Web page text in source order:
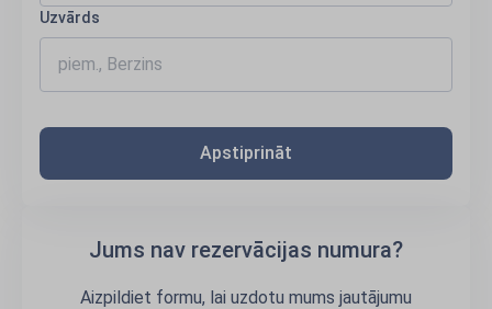
Uzvārds
Apstiprināt
Jums nav rezervācijas numura?
Aizpildiet formu, lai uzdotu mums jautājumu